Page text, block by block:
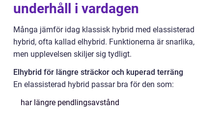
underhåll i vardagen
Många jämför idag klassisk hybrid med elassisterad
hybrid, ofta kallad elhybrid. Funktionerna är snarlika,
men upplevelsen skiljer sig tydligt.
Elhybrid för längre sträckor och kuperad terräng
En elassisterad hybrid passar bra för den som:
har längre pendlingsavstånd